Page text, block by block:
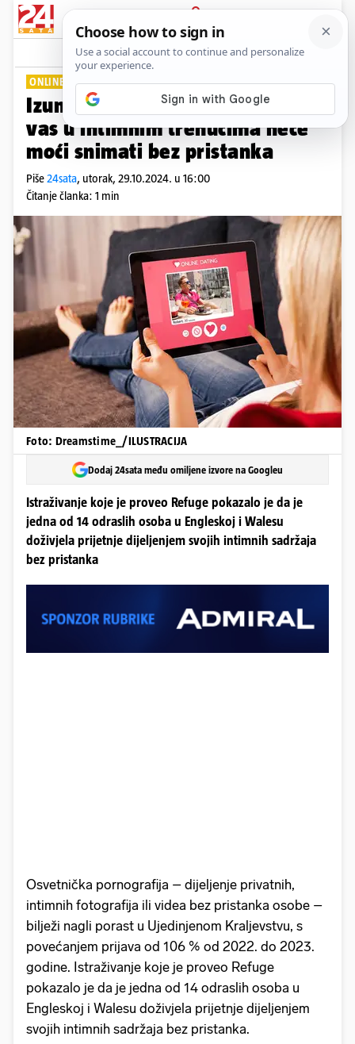
PRIJAVA
Lifestyle Komentari
ONLINE ŽIVOT
Izumili digitalni kondom: Nitko
vas u intimnim trenucima neće
moći snimati bez pristanka
Piše24sata, utorak, 29.10.2024. u 16:00
Čitanje članka: 1 min
Foto: Dreamstime_/ILUSTRACIJA
Dodaj 24sata među omiljene izvore na Googleu
Istraživanje koje je proveo Refuge pokazalo je da je
jedna od 14 odraslih osoba u Engleskoj i Walesu
doživjela prijetnje dijeljenjem svojih intimnih sadržaja
bez pristanka
Osvetnička pornografija – dijeljenje privatnih,
intimnih fotografija ili videa bez pristanka osobe –
bilježi nagli porast u Ujedinjenom Kraljevstvu, s
povećanjem prijava od 106 % od 2022. do 2023.
godine. Istraživanje koje je proveo Refuge
pokazalo je da je jedna od 14 odraslih osoba u
Engleskoj i Walesu doživjela prijetnje dijeljenjem
svojih intimnih sadržaja bez pristanka.